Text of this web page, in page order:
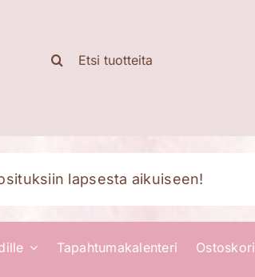
Etsi
lapsesta aikuiseen!
Tapahtumakalenteri Ostoskori